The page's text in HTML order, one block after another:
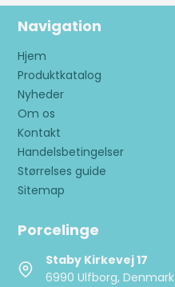
Navigation
Hjem
Produktkatalog
Nyheder
Om os
Kontakt
Handelsbetingelser
Størrelses guide
Sitemap
Porcelinge
Staby Kirkevej 17
6990 Ulfborg, Denmark